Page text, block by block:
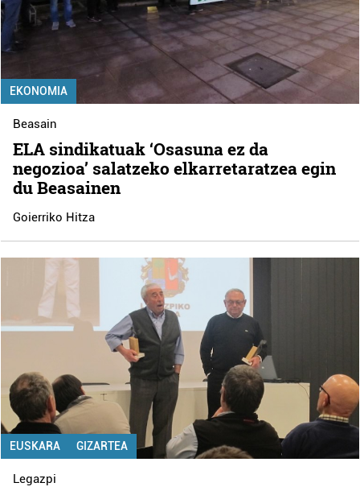
EKONOMIA
Beasain
ELA sindikatuak ‘Osasuna ez da
negozioa’ salatzeko elkarretaratzea egin
du Beasainen
Goierriko Hitza
EUSKARA GIZARTEA
Legazpi